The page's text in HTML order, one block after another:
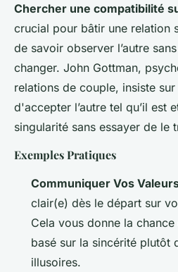
Chercher une compatibilité
crucial pour bâtir une relation
de savoir observer l’autre
changer. John Gottman,
relations de couple, insiste
d'accepter l’autre tel qu’il est
singularité sans essayer de le
Exemples Pratiques
Communiquer Vos
clair(e) dès le départ sur
Cela vous donne la
basé sur la sincérité plutôt
illusoires.